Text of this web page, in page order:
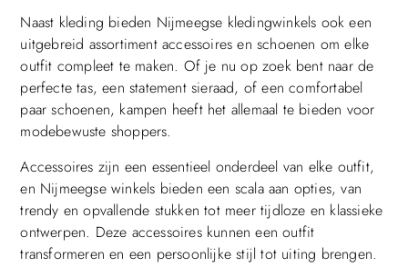
Naast kleding bieden Nijmeegse kledingwinkels ook een
uitgebreid assortiment accessoires en schoenen om elke
outfit compleet te maken. Of je nu op zoek bent naar de
perfecte tas, een statement sieraad, of een comfortabel
paar schoenen, kampen heeft het allemaal te bieden voor
modebewuste shoppers.
Accessoires zijn een essentieel onderdeel van elke outfit,
en Nijmeegse winkels bieden een scala aan opties, van
trendy en opvallende stukken tot meer tijdloze en klassieke
ontwerpen. Deze accessoires kunnen een outfit
transformeren en een persoonlijke stijl tot uiting brengen.